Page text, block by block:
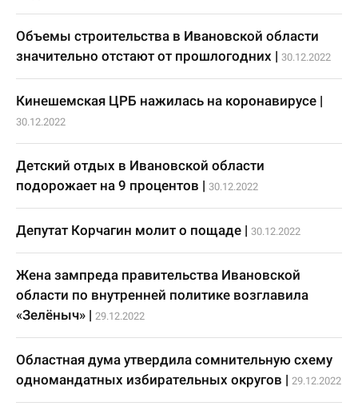
Объемы строительства в Ивановской области
значительно отстают от прошлогодних | 30.12.2022
Кинешемская ЦРБ нажилась на коронавирусе |
30.12.2022
Детский отдых в Ивановской области
подорожает на 9 процентов | 30.12.2022
Депутат Корчагин молит о пощаде | 30.12.2022
Жена зампреда правительства Ивановской
области по внутренней политике возглавила
«Зелёныч» | 29.12.2022
Областная дума утвердила сомнительную схему
одномандатных избирательных округов | 29.12.2022